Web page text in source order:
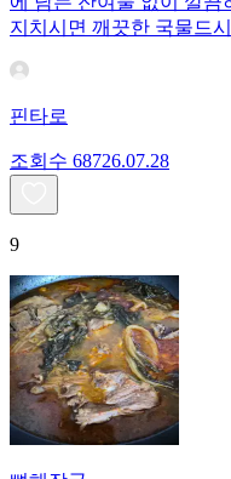
지치시면 깨끗한 국물드
핀타로
조회수 68726.07.28
9